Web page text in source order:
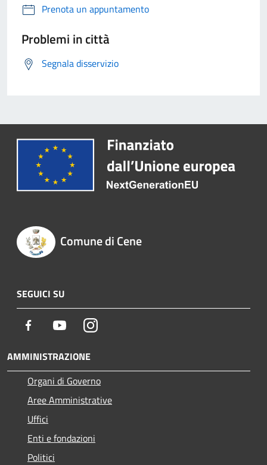
Prenota un appuntamento
Problemi in città
Segnala disservizio
Comune di Cene
SEGUICI SU
Facebook YoutubeInstagram
AMMINISTRAZIONE
Organi di Governo
Aree Amministrative
Uffici
Enti e fondazioni
Politici